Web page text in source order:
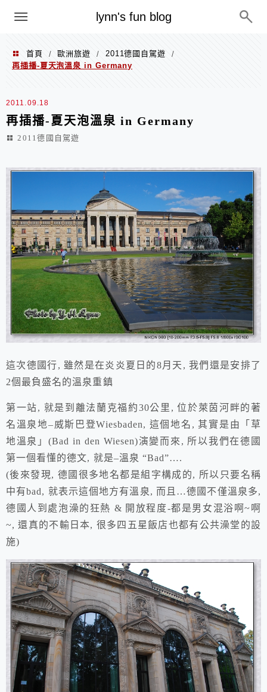
lynn's fun blog
menu
首頁 / 歐洲旅遊 / 2011德國自駕遊
/
再插播-夏天泡溫泉 in Germany
2011.09.18
再插播-夏天泡溫泉 in Germany
2011德國自駕遊
這次德國行, 雖然是在炎炎夏日的8月天, 我們還是安排了
2個最負盛名的溫泉重鎮
第一站, 就是到離法蘭克福約30公里, 位於萊茵河畔的著
名溫泉地–威斯巴登Wiesbaden, 這個地名, 其實是由「草
地溫泉」 (Bad in den Wiesen)演變而來, 所以我們在德國
第一個看懂的德文, 就是–溫泉 “Bad”….
(後來發現, 德國很多地名都是組字構成的, 所以只要名稱
中有bad, 就表示這個地方有溫泉, 而且…德國不僅溫泉多,
德國人到處泡澡的狂熱 & 開放程度-都是男女混浴啊~啊
~, 還真的不輸日本, 很多四五星飯店也都有公共澡堂的設
施)